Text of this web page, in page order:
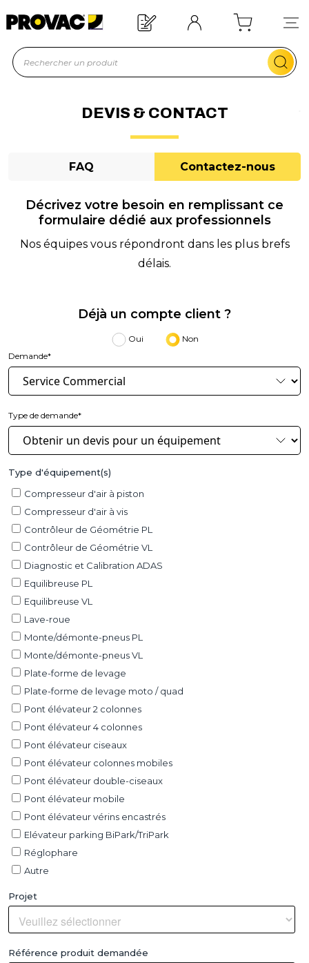
d'un équipement ?
DEVIS & CONTACT
FAQ Contactez-nous
Décrivez votre besoin en remplissant ce
formulaire dédié aux professionnels
Nos équipes vous répondront dans les plus brefs
délais.
Déjà un compte client ?
Oui
Non
Demande*
Type de demande*